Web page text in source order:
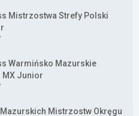
Mistrzostwa Strefy Polski
Warmińsko Mazurskie
MX Junior
Mistrzostw Okręgu